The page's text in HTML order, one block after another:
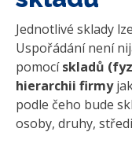
Jednotlivé sklady
Uspořádání není
pomocískladů
hierarchii firmy
podle čeho bude
osoby, druhy,